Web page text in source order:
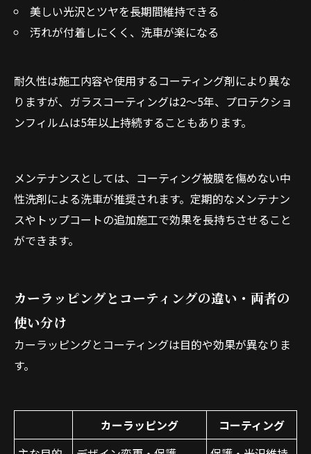
美しい光沢とツヤを長期間維持できる
汚れが付着しにくく、洗車が楽になる
耐久性は施工内容や使用するコーティング剤により異な
りますが、ガラスコーティングは2～5年、プロテクショ
ンフィルムは5年以上持続することもあります。
メンテナンスとしては、コーティング被膜を傷めない中
性洗剤による洗車が推奨されます。定期的なメンテナン
スやトップコートの追加施工で効果を長持ちさせること
ができます。
カーラッピングとコーティングの違い・両者の
使い分け
カーラッピングとコーティングは目的や効果が異なりま
す。
カーラッピング
コーティング